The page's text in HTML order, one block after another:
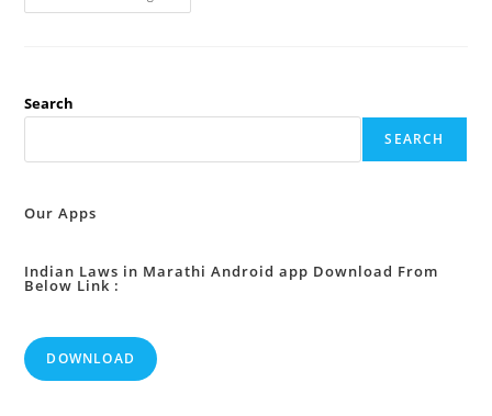
कलम
सुरक्षा
:
Search
SEARCH
Our Apps
Indian Laws in Marathi Android app Download From
Below Link :
DOWNLOAD